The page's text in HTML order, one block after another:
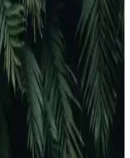
modeli belirlemek,
için önemli. Bu
gelişmeler
Gerekenler
için en uygun modeli
ve maliyetleri göz